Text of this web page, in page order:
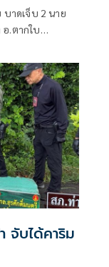
บาดเจ็บ 2 นาย
.ตากใบ
จับได้คาริม